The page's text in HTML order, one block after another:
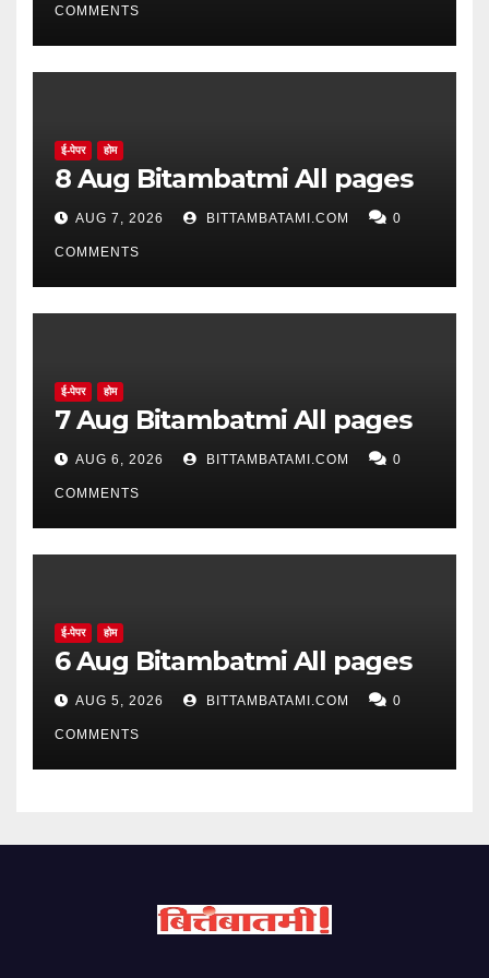
COMMENTS
ई-पेपर होम
8 Aug Bitambatmi All pages
AUG 7, 2026 BITTAMBATAMI.COM 0
COMMENTS
ई-पेपर होम
7 Aug Bitambatmi All pages
AUG 6, 2026 BITTAMBATAMI.COM 0
COMMENTS
ई-पेपर होम
6 Aug Bitambatmi All pages
AUG 5, 2026 BITTAMBATAMI.COM 0
COMMENTS